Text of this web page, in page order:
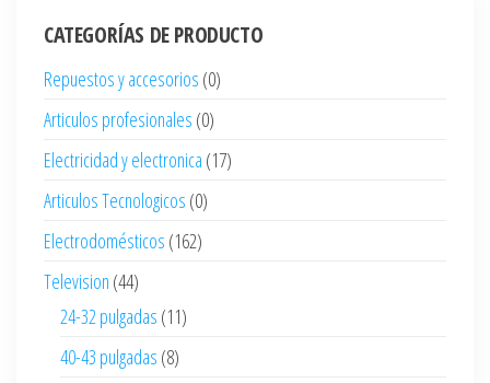
CATEGORÍAS DE PRODUCTO
Repuestos y accesorios (0)
Articulos profesionales (0)
Electricidad y electronica (17)
Articulos Tecnologicos (0)
Electrodomésticos (162)
Television (44)
24-32 pulgadas (11)
40-43 pulgadas (8)